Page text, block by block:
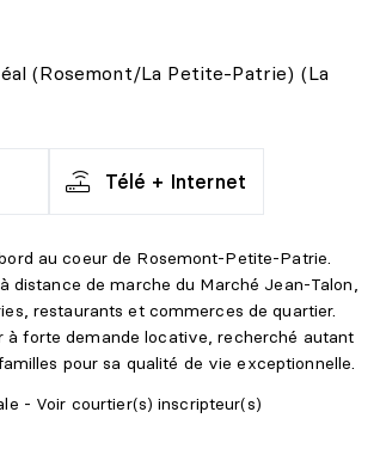
(Rosemont/La Petite-Patrie) (La
Télé + Internet
au coeur de Rosemont-Petite-Patrie.
distance de marche du Marché Jean-Talon,
restaurants et commerces de quartier.
forte demande locative, recherché autant
pour sa qualité de vie exceptionnelle.
- Voir courtier(s) inscripteur(s)